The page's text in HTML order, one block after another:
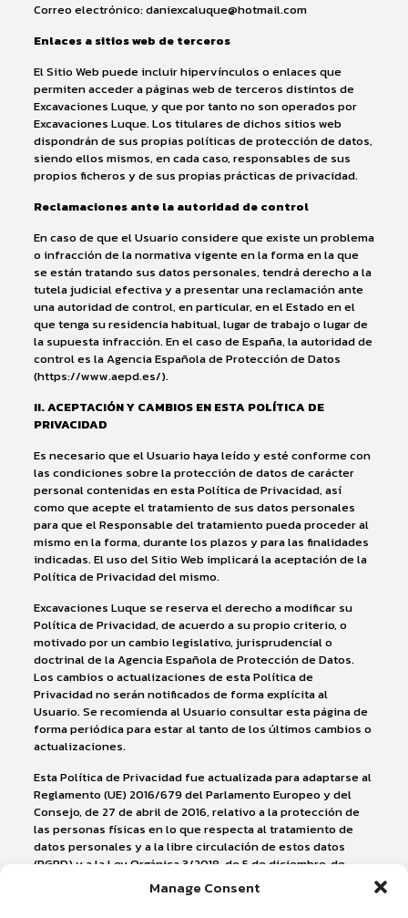
Manage Consent
Correo electrónico: daniexcaluque@hotmail.com
Enlaces a sitios web de terceros
El Sitio Web puede incluir hipervínculos o enlaces que
permiten acceder a páginas web de terceros distintos de
Excavaciones Luque, y que por tanto no son operados por
Excavaciones Luque. Los titulares de dichos sitios web
dispondrán de sus propias políticas de protección de datos,
siendo ellos mismos, en cada caso, responsables de sus
propios ficheros y de sus propias prácticas de privacidad.
Reclamaciones ante la autoridad de control
En caso de que el Usuario considere que existe un problema
o infracción de la normativa vigente en la forma en la que
se están tratando sus datos personales, tendrá derecho a la
tutela judicial efectiva y a presentar una reclamación ante
una autoridad de control, en particular, en el Estado en el
que tenga su residencia habitual, lugar de trabajo o lugar de
la supuesta infracción. En el caso de España, la autoridad de
control es la Agencia Española de Protección de Datos
(https://www.aepd.es/).
II. ACEPTACIÓN Y CAMBIOS EN ESTA POLÍTICA DE
PRIVACIDAD
Es necesario que el Usuario haya leído y esté conforme con
las condiciones sobre la protección de datos de carácter
personal contenidas en esta Política de Privacidad, así
como que acepte el tratamiento de sus datos personales
para que el Responsable del tratamiento pueda proceder al
mismo en la forma, durante los plazos y para las finalidades
indicadas. El uso del Sitio Web implicará la aceptación de la
Política de Privacidad del mismo.
Excavaciones Luque se reserva el derecho a modificar su
Política de Privacidad, de acuerdo a su propio criterio, o
motivado por un cambio legislativo, jurisprudencial o
doctrinal de la Agencia Española de Protección de Datos.
Los cambios o actualizaciones de esta Política de
Privacidad no serán notificados de forma explícita al
Usuario. Se recomienda al Usuario consultar esta página de
forma periódica para estar al tanto de los últimos cambios o
actualizaciones.
Esta Política de Privacidad fue actualizada para adaptarse al
Reglamento (UE) 2016/679 del Parlamento Europeo y del
Consejo, de 27 de abril de 2016, relativo a la protección de
las personas físicas en lo que respecta al tratamiento de
datos personales y a la libre circulación de estos datos
(RGPD) y a la Ley Orgánica 3/2018, de 5 de diciembre, de
Protección de Datos Personales y garantía de los derechos